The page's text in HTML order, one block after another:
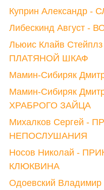
Куприн Александр -
Либескинд Август
Льюис Клайв
ПЛАТЯНОЙ ШКАФ
Мамин-Сибиряк
Мамин-Сибиряк
ХРАБРОГО ЗАЙЦА
Михалков Сергей -
НЕПОСЛУШАНИЯ
Носов Николай -
КЛЮКВИНА
Одоевский